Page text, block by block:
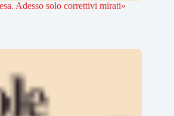
Adesso solo correttivi mirati»